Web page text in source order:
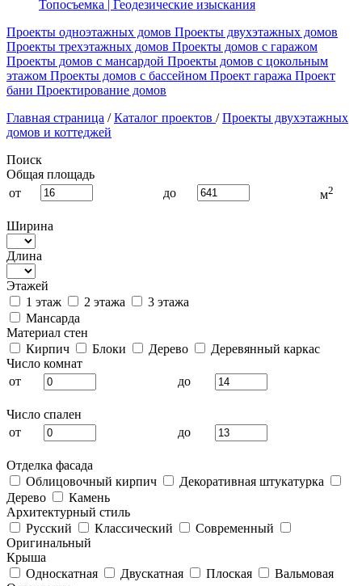
Топосъемка | Геодезические изыскания
Проекты одноэтажных домов Проекты двухэтажных домов
Проекты трехэтажных домов Проекты домов с гаражом
Проекты домов с мансардой Проекты домов с цокольным
этажом Проекты домов с бассейном Проект гаража Проект
бани Проектирование домов
Главная страница / Каталог проектов / Проекты двухэтажных
домов и коттеджей
Поиск
Общая площадь
от
до м2
Ширина
Длина
Этажей
1 этаж
2 этажа
3 этажа
Мансарда
Материал стен
Кирпич
Блоки Дерево
Деревянный каркас
Число комнат
от
до
Число спален
от
до
Отделка фасада
Облицовочный кирпич
Декоративная штукатурка
Дерево
Камень
Архитектурный стиль
Русский
Классический
Современный
Оригинальный
Крыша
Односкатная
Двускатная Плоская
Вальмовая